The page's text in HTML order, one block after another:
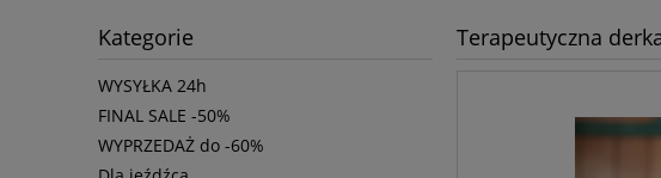
Kategorie
WYSYŁKA 24h
FINAL SALE -50%
WYPRZEDAŻ do -60%
Terapeutyczna